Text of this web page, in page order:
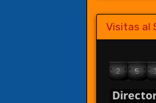
Visitas al